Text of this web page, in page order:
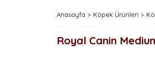
Anasayfa Köpek Ürünleri
Royal Canin